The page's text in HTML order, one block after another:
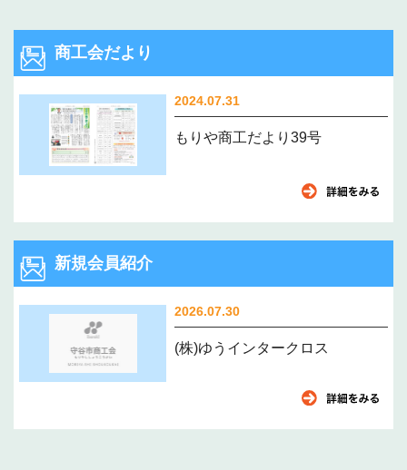
商工会だより
2024.07.31
もりや商工だより39号
新規会員紹介
2026.07.30
(株)ゆうインタークロス